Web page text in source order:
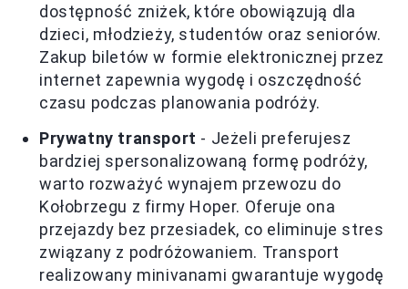
dostępność zniżek, które obowiązują dla
dzieci, młodzieży, studentów oraz seniorów.
Zakup biletów w formie elektronicznej przez
internet zapewnia wygodę i oszczędność
czasu podczas planowania podróży.
Prywatny transport - Jeżeli preferujesz
bardziej spersonalizowaną formę podróży,
warto rozważyć wynajem przewozu do
Kołobrzegu z firmy Hoper. Oferuje ona
przejazdy bez przesiadek, co eliminuje stres
związany z podróżowaniem. Transport
realizowany minivanami gwarantuje wygodę